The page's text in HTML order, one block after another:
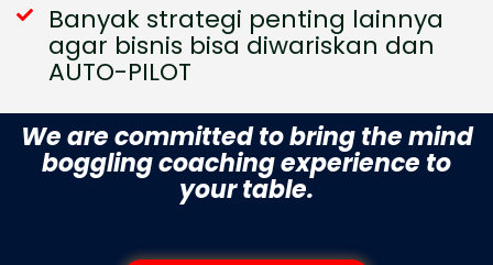
Banyak strategi penting lainnya
agar bisnis bisa diwariskan dan
AUTO-PILOT
We are committed to bring the mind
boggling coaching experience to
your table.